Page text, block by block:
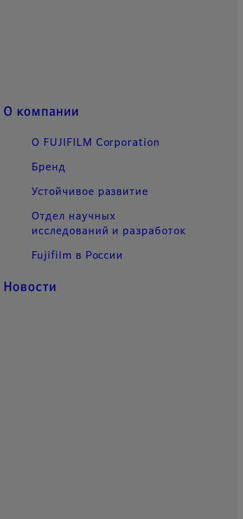
О компании
О FUJIFILM Corporation
Бренд
Устойчивое развитие
Отдел научных
исследований и разработок
Fujifilm в России
Новости